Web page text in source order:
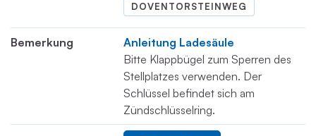
DOVENTORSTEINWEG
Bemerkung
Anleitung Ladesäule
Bitte Klappbügel zum Sperren des
Stellplatzes verwenden. Der
Schlüssel befindet sich am
Zündschlüsselring.